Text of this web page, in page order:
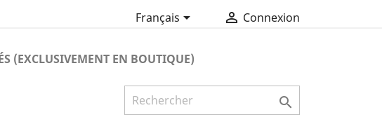
Français  Connexion
(EXCLUSIVEMENT EN BOUTIQUE)
